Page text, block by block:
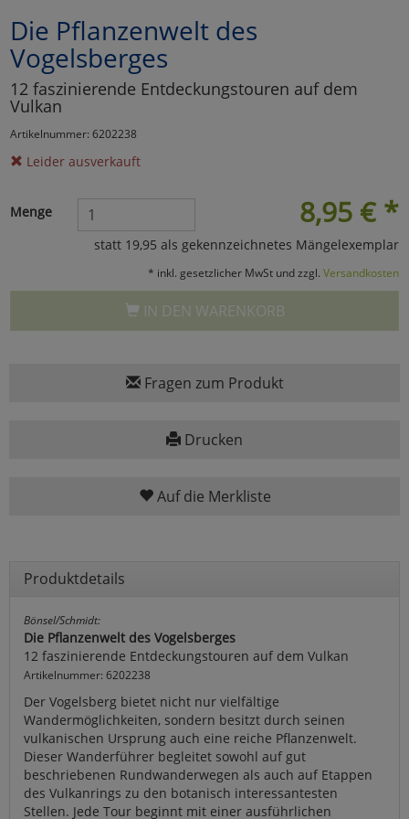
Die Pflanzenwelt des
Vogelsberges
12 faszinierende Entdeckungstouren auf dem
Vulkan
Artikelnummer: 6202238
Leider ausverkauft
8,95 € *
Menge
statt 19,95 als gekennzeichnetes Mängelexemplar
* inkl. gesetzlicher MwSt und zzgl. Versandkosten
IN DEN WARENKORB
Fragen zum Produkt
Drucken
Auf die Merkliste
Produktdetails
Bönsel/Schmidt:
Die Pflanzenwelt des Vogelsberges
12 faszinierende Entdeckungstouren auf dem Vulkan
Artikelnummer: 6202238
Der Vogelsberg bietet nicht nur vielfältige
Wandermöglichkeiten, sondern besitzt durch seinen
vulkanischen Ursprung auch eine reiche Pflanzenwelt.
Dieser Wanderführer begleitet sowohl auf gut
beschriebenen Rundwanderwegen als auch auf Etappen
des Vulkanrings zu den botanisch interessantesten
Stellen. Jede Tour beginnt mit einer ausführlichen
Marketing
Umfragetools
Einstellungen speichern
zurück